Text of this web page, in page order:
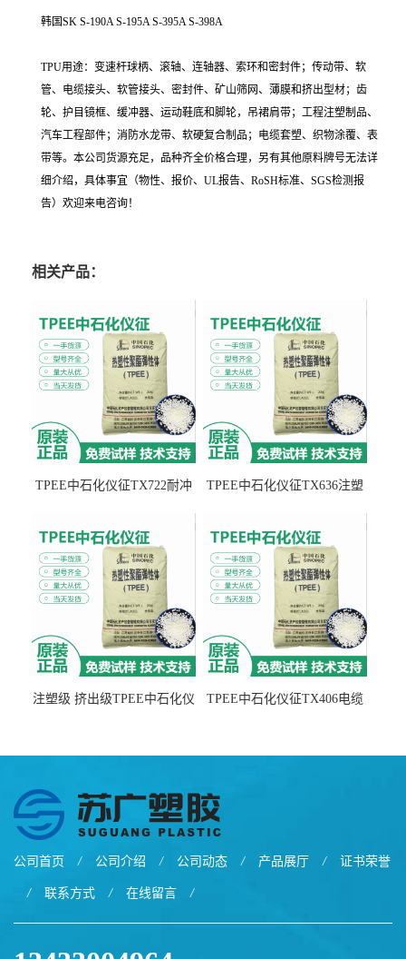
韩国SK S-190A S-195A S-395A S-398A
TPU用途：变速杆球柄、滚轴、连轴器、索环和密封件；传动带、软
管、电缆接头、软管接头、密封件、矿山筛网、薄膜和挤出型材；齿
轮、护目镜框、缓冲器、运动鞋底和脚轮，吊裙肩带；工程注塑制品、
汽车工程部件；消防水龙带、软硬复合制品；电缆套塑、织物涂覆、表
带等。本公司货源充足，品种齐全价格合理，另有其他原料牌号无法详
细介绍，具体事宜（物性、报价、UL报告、RoSH标准、SGS检测报
告）欢迎来电咨询！
相关产品：
TPEE中石化仪征TX722耐冲
TPEE中石化仪征TX636注塑
注塑级 挤出级TPEE中石化仪
TPEE中石化仪征TX406电缆
公司首页 / 公司介绍 / 公司动态 / 产品展厅 / 证书荣誉
/ 联系方式 / 在线留言 /